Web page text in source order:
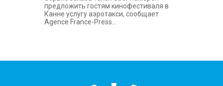
предложить гостям кинофестиваля в
Канне услугу аэротакси, сообщает
Agence France-Press...